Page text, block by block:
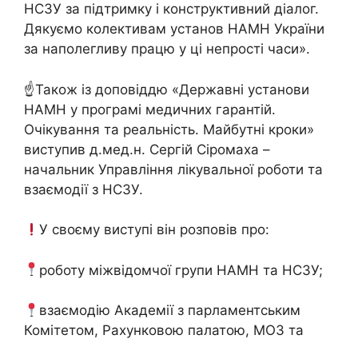
НСЗУ за підтримку і конструктивний діалог.
Дякуємо колективам установ НАМН України
за наполегливу працю у ці непрості часи».
☝️Також із доповіддю «Державні установи
НАМН у програмі медичних гарантій.
Очікування та реальність. Майбутні кроки»
виступив д.мед.н. Сергій Сіромаха –
начальник Управління лікувальної роботи та
взаємодії з НСЗУ.
У своєму виступі він розповів про:
роботу міжвідомчої групи НАМН та НСЗУ;
взаємодію Академії з парламентським
Комітетом, Рахунковою палатою, МОЗ та